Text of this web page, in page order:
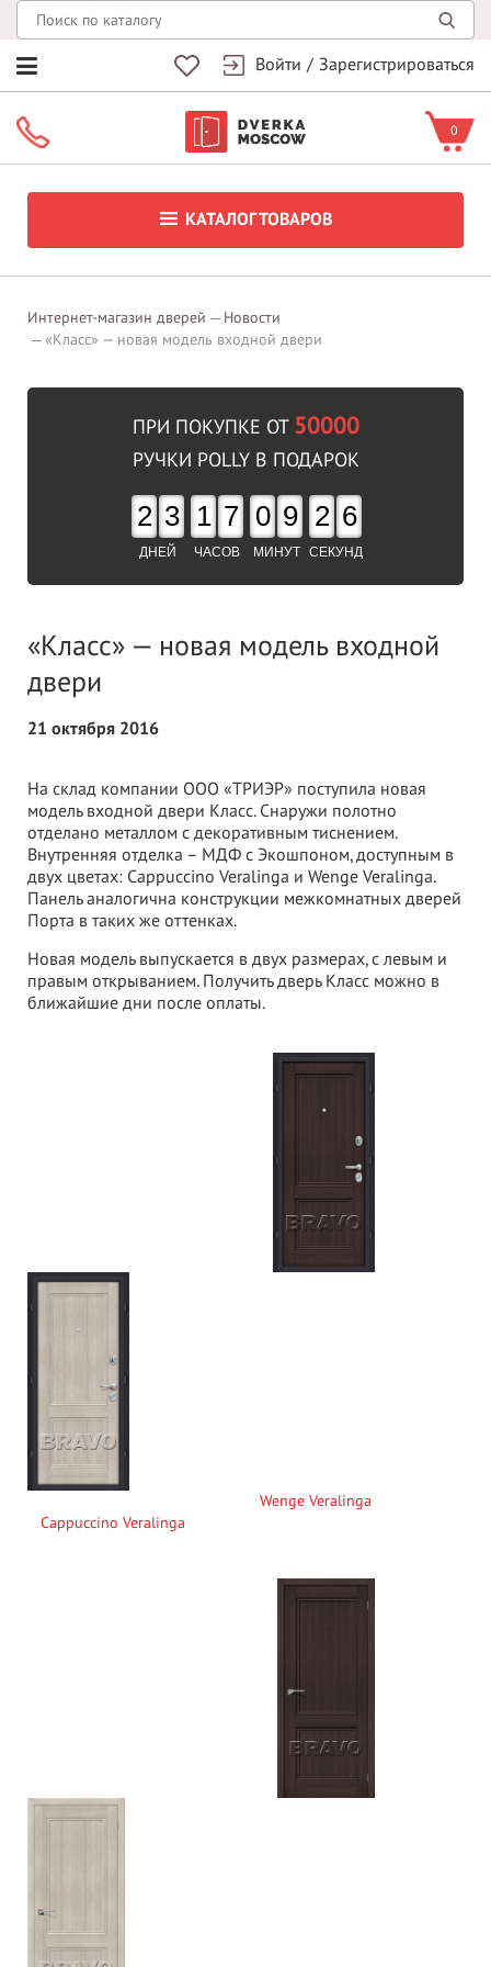
Войти / Зарегистрироваться
0
КАТАЛОГ ТОВАРОВ
Интернет-магазин дверей
Новости
«Класс» — новая модель входной двери
ПРИ ПОКУПКЕ ОТ 50000
РУЧКИ POLLY В ПОДАРОК
2 3
ДНЕЙ
1 7
ЧАСОВ
0 9
МИНУТ
2 6
СЕКУНД
«Класс» — новая модель входной
двери
21 октября 2016
На склад компании ООО «ТРИЭР» поступила новая
модель входной двери Класс. Снаружи полотно
отделано металлом с декоративным тиснением.
Внутренняя отделка – МДФ с Экошпоном, доступным в
двух цветах: Cappuccino Veralinga и Wenge Veralinga.
Панель аналогична конструкции межкомнатных дверей
Порта в таких же оттенках.
Новая модель выпускается в двух размерах, с левым и
правым открыванием. Получить дверь Класс можно в
ближайшие дни после оплаты.
Wenge Veralinga
Cappuccino Veralinga